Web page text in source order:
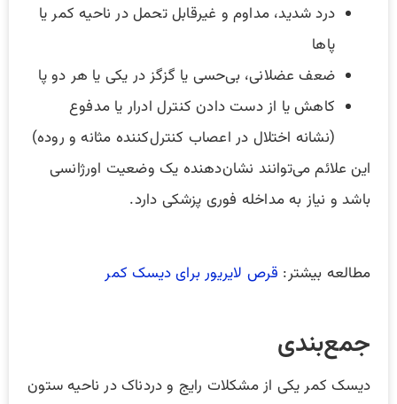
درد شدید، مداوم و غیرقابل تحمل در ناحیه کمر یا
پاها
ضعف عضلانی، بی‌حسی یا گزگز در یکی یا هر دو پا
کاهش یا از دست دادن کنترل ادرار یا مدفوع
(نشانه اختلال در اعصاب کنترل‌کننده مثانه و روده)
این علائم می‌توانند نشان‌دهنده یک وضعیت اورژانسی
باشد و نیاز به مداخله فوری پزشکی دارد.
مطالعه بیشتر: قرص لایریور برای دیسک کمر
جمع‌بندی
دیسک کمر یکی از مشکلات رایج و دردناک در ناحیه ستون